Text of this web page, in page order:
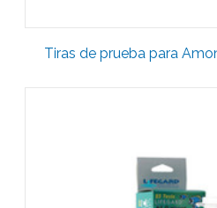
Tiras de prueba para